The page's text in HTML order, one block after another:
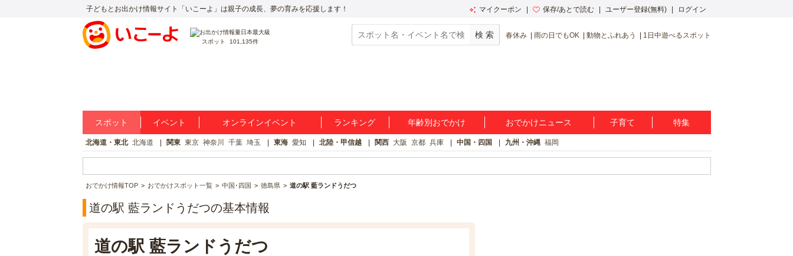
子どもとお出かけ情報サイト「いこーよ」は親子の成長、夢の育みを応援します！ マイクーポン 保存/あとで読む ユーザー登録(無料) ログイン
スポット 101,135件
春休み 雨の日でもOK 動物とふれあう 1日中遊べるスポット
スポット イベント オンラインイベント ランキング 年齢別おでかけ おでかけニュース 子育て 特集
北海道・東北 北海道 関東 東京 神奈川 千葉 埼玉 東海 愛知 北陸・甲信越 関西 大阪 京都 兵庫 中国・四国 九州・沖縄 福岡
おでかけ情報TOP おでかけスポット一覧 中国･四国 徳島県 道の駅 藍ランドうだつ
道の駅 藍ランドうだつの基本情報
道の駅 藍ランドうだつ